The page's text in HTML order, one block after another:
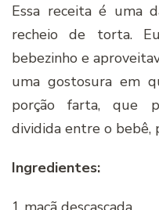
Essa receita é uma
recheio de torta.
bebezinho e
uma gostosura em
porção farta, que
dividida entre o bebê,
Ingredientes: